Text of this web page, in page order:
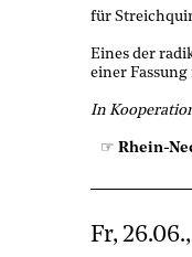
für
Eines der
einer
In
Rhein-
Fr,